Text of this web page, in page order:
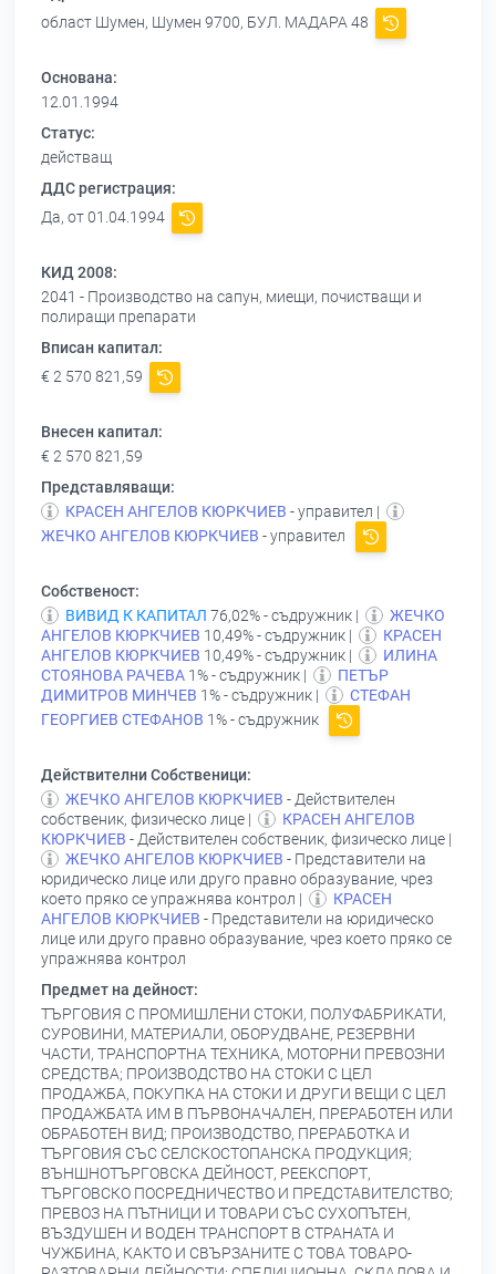
област Шумен, Шумен 9700, БУЛ. МАДАРА 48
Основана:
12.01.1994
Статус:
действащ
ДДС регистрация:
Да, от 01.04.1994
КИД 2008:
2041 - Производство на сапун, миещи, почистващи и
полиращи препарати
Вписан капитал:
€ 2 570 821,59
Внесен капитал:
€ 2 570 821,59
Представляващи:
КРАСЕН АНГЕЛОВ КЮРКЧИЕВ - управител |
ЖЕЧКО АНГЕЛОВ КЮРКЧИЕВ - управител
Собственост:
ВИВИД К КАПИТАЛ 76,02% - съдружник |
ЖЕЧКО
АНГЕЛОВ КЮРКЧИЕВ 10,49% - съдружник |
КРАСЕН
АНГЕЛОВ КЮРКЧИЕВ 10,49% - съдружник |
ИЛИНА
СТОЯНОВА РАЧЕВА 1% - съдружник |
ПЕТЪР
ДИМИТРОВ МИНЧЕВ 1% - съдружник |
СТЕФАН
ГЕОРГИЕВ СТЕФАНОВ 1% - съдружник
Действителни Собственици:
ЖЕЧКО АНГЕЛОВ КЮРКЧИЕВ - Действителен
собственик, физическо лице |
КРАСЕН АНГЕЛОВ
КЮРКЧИЕВ - Действителен собственик, физическо лице |
ЖЕЧКО АНГЕЛОВ КЮРКЧИЕВ - Представители на
юридическо лице или друго правно образувание, чрез
което пряко се упражнява контрол |
КРАСЕН
АНГЕЛОВ КЮРКЧИЕВ - Представители на юридическо
лице или друго правно образувание, чрез което пряко се
упражнява контрол
Предмет на дейност:
ТЪРГОВИЯ С ПРОМИШЛЕНИ СТОКИ, ПОЛУФАБРИКАТИ,
СУРОВИНИ, МАТЕРИАЛИ, ОБОРУДВАНЕ, РЕЗЕРВНИ
ЧАСТИ, ТРАНСПОРТНА ТЕХНИКА, МОТОРНИ ПРЕВОЗНИ
СРЕДСТВА; ПРОИЗВОДСТВО НА СТОКИ С ЦЕЛ
ПРОДАЖБА, ПОКУПКА НА СТОКИ И ДРУГИ ВЕЩИ С ЦЕЛ
ПРОДАЖБАТА ИМ В ПЪРВОНАЧАЛЕН, ПРЕРАБОТЕН ИЛИ
ОБРАБОТЕН ВИД; ПРОИЗВОДСТВО, ПРЕРАБОТКА И
ТЪРГОВИЯ СЪС СЕЛСКОСТОПАНСКА ПРОДУКЦИЯ;
ВЪНШНОТЪРГОВСКА ДЕЙНОСТ, РЕЕКСПОРТ,
ТЪРГОВСКО ПОСРЕДНИЧЕСТВО И ПРЕДСТАВИТЕЛСТВО;
ПРЕВОЗ НА ПЪТНИЦИ И ТОВАРИ СЪС СУХОПЪТЕН,
ВЪЗДУШЕН И ВОДЕН ТРАНСПОРТ В СТРАНАТА И
ЧУЖБИНА, КАКТО И СВЪРЗАНИТЕ С ТОВА ТОВАРО-